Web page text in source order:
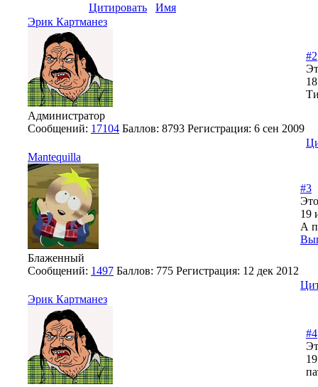
Цитировать
Имя
Эрик Картманез
Администратор
Сообщений: 17104 Баллов: 8793 Регистрация: 6 сен 2009
#2
Mantequilla
Блаженный
Сообщений: 1497 Баллов: 775 Регистрация: 12 дек 2012
#3
19
А
Эрик Картманез
#4